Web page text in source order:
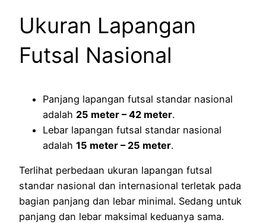
Ukuran Lapangan
Futsal Nasional
Panjang lapangan futsal standar nasional
adalah 25 meter – 42 meter.
Lebar lapangan futsal standar nasional
adalah 15 meter – 25 meter.
Terlihat perbedaan ukuran lapangan futsal
standar nasional dan internasional terletak pada
bagian panjang dan lebar minimal. Sedang untuk
panjang dan lebar maksimal keduanya sama.